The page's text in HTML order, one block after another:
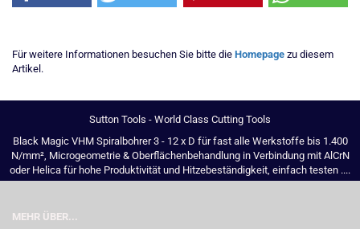
Für weitere Informationen besuchen Sie bitte die Homepage zu diesem
Artikel.
Sutton Tools - World Class Cutting Tools
Black Magic VHM Spiralbohrer 3 - 12 x D für fast alle Werkstoffe bis 1.400
N/mm², Microgeometrie & Oberflächenbehandlung in Verbindung mit AlCrN
oder Helica für hohe Produktivität und Hitzebeständigkeit, einfach testen ....
MEHR ÜBER...